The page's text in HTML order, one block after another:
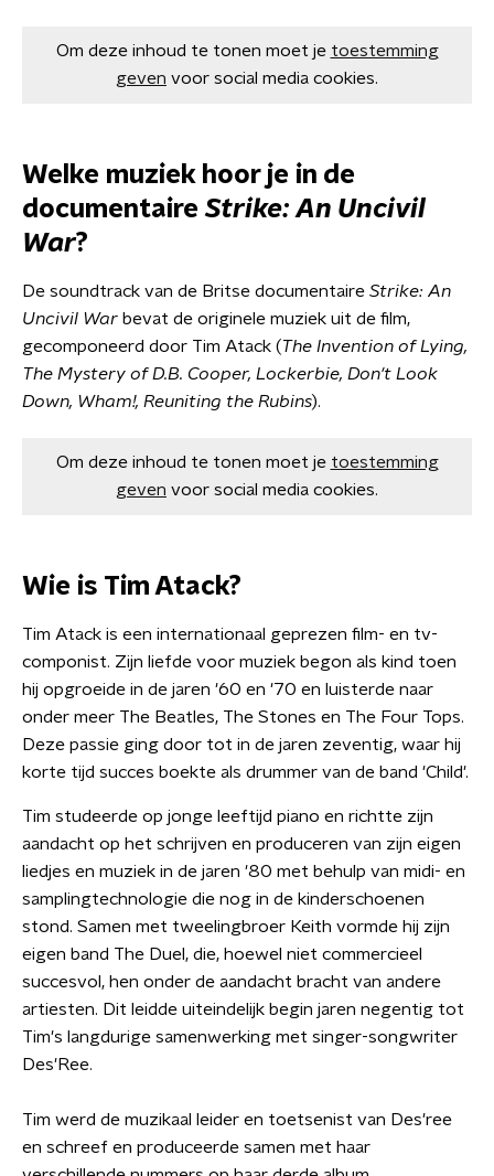
Om deze inhoud te tonen moet je toestemming
geven voor social media cookies.
Welke muziek hoor je in de
documentaire Strike: An Uncivil
War?
De soundtrack van de Britse documentaire Strike: An
Uncivil War bevat de originele muziek uit de film,
gecomponeerd door Tim Atack (The Invention of Lying,
The Mystery of D.B. Cooper, Lockerbie, Don't Look
Down, Wham!, Reuniting the Rubins).
Om deze inhoud te tonen moet je toestemming
geven voor social media cookies.
Wie is Tim Atack?
Tim Atack is een internationaal geprezen film- en tv-
componist. Zijn liefde voor muziek begon als kind toen
hij opgroeide in de jaren '60 en '70 en luisterde naar
onder meer The Beatles, The Stones en The Four Tops.
Deze passie ging door tot in de jaren zeventig, waar hij
korte tijd succes boekte als drummer van de band 'Child'.
Tim studeerde op jonge leeftijd piano en richtte zijn
aandacht op het schrijven en produceren van zijn eigen
liedjes en muziek in de jaren '80 met behulp van midi- en
samplingtechnologie die nog in de kinderschoenen
stond. Samen met tweelingbroer Keith vormde hij zijn
eigen band The Duel, die, hoewel niet commercieel
succesvol, hen onder de aandacht bracht van andere
artiesten. Dit leidde uiteindelijk begin jaren negentig tot
Tim's langdurige samenwerking met singer-songwriter
Des'Ree.
Tim werd de muzikaal leider en toetsenist van Des'ree
en schreef en produceerde samen met haar